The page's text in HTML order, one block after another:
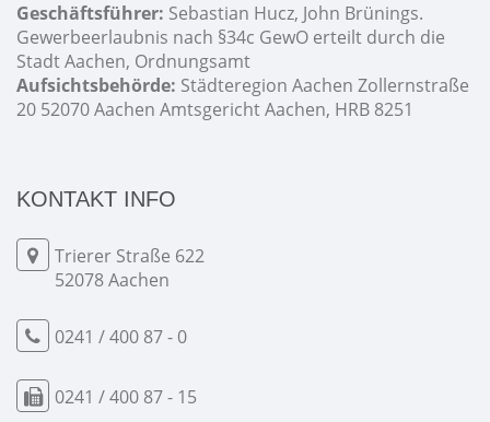
Geschäftsführer: Sebastian Hucz, John Brünings.
Gewerbeerlaubnis nach §34c GewO erteilt durch die
Stadt Aachen, Ordnungsamt
Aufsichtsbehörde: Städteregion Aachen Zollernstraße
20 52070 Aachen Amtsgericht Aachen, HRB 8251
KONTAKT INFO
Trierer Straße 622
52078 Aachen
0241 / 400 87 - 0
0241 / 400 87 - 15